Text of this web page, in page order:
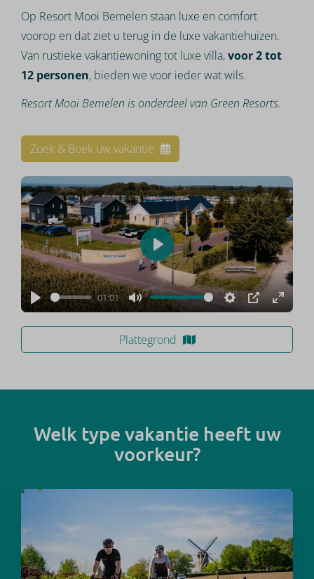
Op Resort Mooi Bemelen staan luxe en comfort
voorop en dat ziet u terug in de luxe vakantiehuizen.
Van rustieke vakantiewoning tot luxe villa,voor 2 tot
12 personen, bieden we voor ieder wat wils.
Resort Mooi Bemelen is onderdeel van Green Resorts.
Zoek & Boek uw vakantie
Play
01:01
Mute Settings
PIP Enter
Play
Plattegrond
Welk type vakantie heeft uw
voorkeur?